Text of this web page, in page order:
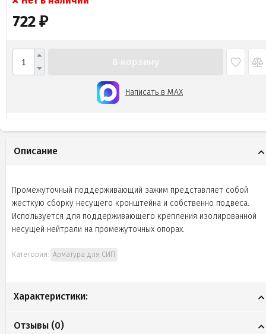
722 ₽
Написать в MAX
Описание
Промежуточный поддерживающий зажим представляет собой
жесткую сборку несущего кронштейна и собственно подвеса.
Используется для поддерживающего крепления изолированной
несущей нейтрали на промежуточных опорах.
Категория: Арматура для СИП
Характеристики:
Отзывы (0)